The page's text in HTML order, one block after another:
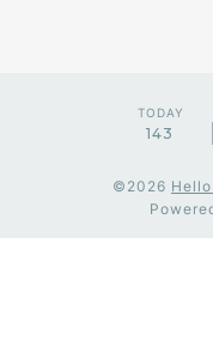
TODAY
143
©2026